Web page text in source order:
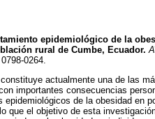
epidemiológico de la
rural de Cumbe, Ecuador.
0264.
actualmente una de las
importantes consecuencias
epidemiológicos de la obesidad en
que el objetivo de esta